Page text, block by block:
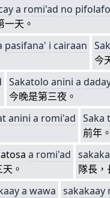
a romi'ad no
一天。
pasifana' i cairaan
今
Sakatolo anini a
今晚是第三夜。
anini a romi'ad Saka
前年。
a romi'ad
。
隊長，
a wawa sakakaay